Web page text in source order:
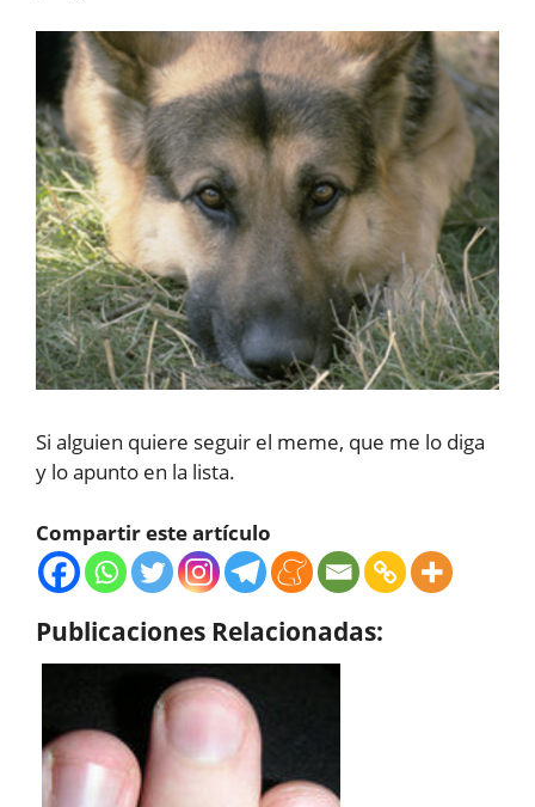
Si alguien quiere seguir el meme, que me lo diga
y lo apunto en la lista.
Compartir este artículo
Publicaciones Relacionadas: